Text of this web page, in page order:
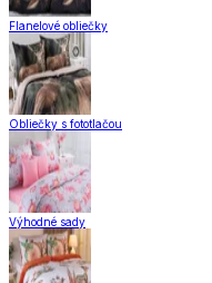
Flanelové obliečky
Obliečky s fototlačou
Výhodné sady